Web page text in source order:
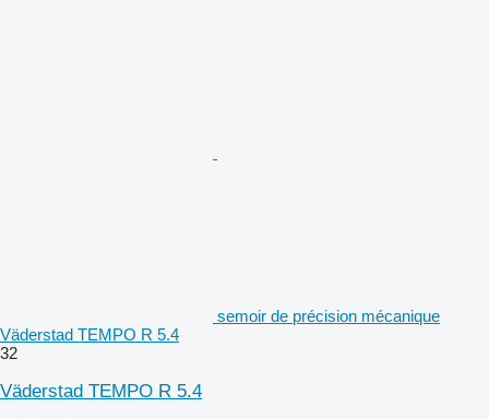
semoir de précision mécanique
Väderstad TEMPO R 5.4
32
Väderstad TEMPO R 5.4